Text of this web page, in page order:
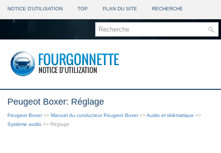
NOTICE D'UTILISATION TOP PLAN DU SITE RECHERCHE
Peugeot Boxer: Réglage
Peugeot Boxer>> Manuel du conducteur Peugeot Boxer>>Audio et télématique >>
Système audio >> Réglage